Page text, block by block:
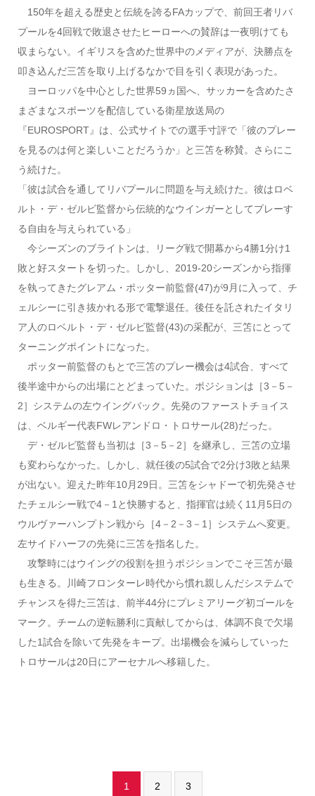
150年を超える歴史と伝統を誇るFAカップで、前回王者リバ
プールを4回戦で敗退させたヒーローへの賛辞は一夜明けても
収まらない。イギリスを含めた世界中のメディアが、決勝点を
叩き込んだ三笘を取り上げるなかで目を引く表現があった。
ヨーロッパを中心とした世界59ヵ国へ、サッカーを含めたさ
まざまなスポーツを配信している衛星放送局の
『EUROSPORT』は、公式サイトでの選手寸評で「彼のプレー
を見るのは何と楽しいことだろうか」と三笘を称賛。さらにこ
う続けた。
「彼は試合を通してリバプールに問題を与え続けた。彼はロベ
ルト・デ・ゼルビ監督から伝統的なウインガーとしてプレーす
る自由を与えられている」
今シーズンのブライトンは、リーグ戦で開幕から4勝1分け1
敗と好スタートを切った。しかし、2019-20シーズンから指揮
を執ってきたグレアム・ポッター前監督(47)が9月に入って、チ
ェルシーに引き抜かれる形で電撃退任。後任を託されたイタリ
ア人のロベルト・デ・ゼルビ監督(43)の采配が、三笘にとって
ターニングポイントになった。
ポッター前監督のもとで三笘のプレー機会は4試合、すべて
後半途中からの出場にとどまっていた。ポジションは［3－5－
2］システムの左ウイングバック。先発のファーストチョイス
は、ベルギー代表FWレアンドロ・トロサール(28)だった。
デ・ゼルビ監督も当初は［3－5－2］を継承し、三笘の立場
も変わらなかった。しかし、就任後の5試合で2分け3敗と結果
が出ない。迎えた昨年10月29日。三笘をシャドーで初先発させ
たチェルシー戦で4－1と快勝すると、指揮官は続く11月5日の
ウルヴァーハンプトン戦から［4－2－3－1］システムへ変更。
左サイドハーフの先発に三笘を指名した。
攻撃時にはウイングの役割を担うポジションでこそ三笘が最
も生きる。川崎フロンターレ時代から慣れ親しんだシステムで
チャンスを得た三笘は、前半44分にプレミアリーグ初ゴールを
マーク。チームの逆転勝利に貢献してからは、体調不良で欠場
した1試合を除いて先発をキープ。出場機会を減らしていった
トロサールは20日にアーセナルへ移籍した。
1 2 3